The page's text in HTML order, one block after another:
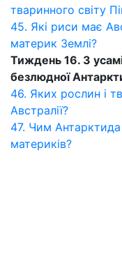
тваринного світу
45. Які риси має
материк Землі?
Тиждень 16. З
безлюдної
46. Яких рослин і
Австралії?
47. Чим Антарктида
материків?